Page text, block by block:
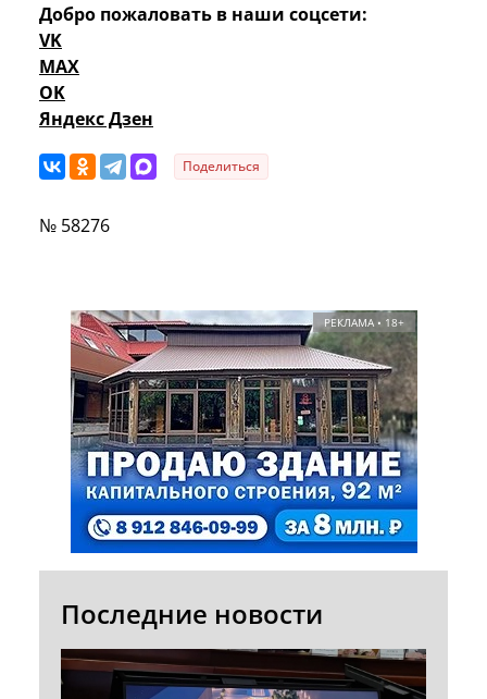
Добро пожаловать в наши соцсети:
VK
MAX
OK
Яндекс Дзен
Поделиться
№ 58276
РЕКЛАМА • 18+
Последние новости